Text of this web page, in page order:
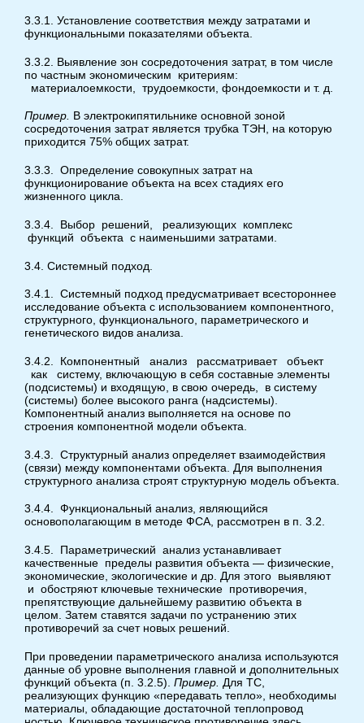
3.3.1. Установление соответствия между затратами и
функциональными показателями объекта.
3.3.2. Выявление зон сосредоточения затрат, в том числе
по частным экономическим критериям:
материалоемкости, трудоемкости, фондоемкости и т. д.
Пример. В электрокипятильнике основной зоной
сосредоточения затрат является трубка ТЭН, на которую
приходится 75% общих затрат.
3.3.3. Определение совокупных затрат на
функционирование объекта на всех стадиях его
жизненного цикла.
3.3.4. Выбор решений, реализующих комплекс
функций объекта с наименьшими затратами.
3.4. Системный подход.
3.4.1. Системный подход предусматривает всестороннее
исследование объекта с использованием компонентного,
структурного, функционального, параметрического и
генетического видов анализа.
3.4.2. Компонентный анализ рассматривает объект
как систему, включающую в себя составные элементы
(подсистемы) и входящую, в свою очередь, в систему
(системы) более высокого ранга (надсистемы).
Компонентный анализ выполняется на основе по
строения компонентной модели объекта.
3.4.3. Структурный анализ определяет взаимодействия
(связи) между компонентами объекта. Для выполнения
структурного анализа строят структурную модель объекта.
3.4.4. Функциональный анализ, являющийся
основополагающим в методе ФСА, рассмотрен в п. 3.2.
3.4.5. Параметрический анализ устанавливает
качественные пределы развития объекта — физические,
экономические, экологические и др. Для этого выявляют
и обостряют ключевые технические противоречия,
препятствующие дальнейшему развитию объекта в
целом. Затем ставятся задачи по устранению этих
противоречий за счет новых решений.
При проведении параметрического анализа используются
данные об уровне выполнения главной и дополнительных
функций объекта (п. 3.2.5). Пример. Для ТС,
реализующих функцию «передавать тепло», необходимы
материалы, обладающие достаточной теплопровод